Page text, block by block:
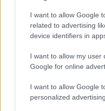
I want to allow Google
related to advertising
device identifiers in
I want to allow my user
Google for online
I want to allow Google
personalized advertising.